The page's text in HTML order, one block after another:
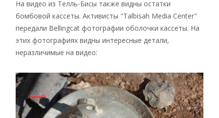
На видео из Телль-Бисы также видны остатки
бомбовой кассеты. Активисты "Talbisah Media Center"
передали Bellingcat фотографии оболочки кассеты. На
этих фотографиях видны интересные детали,
неразличимые на видео: